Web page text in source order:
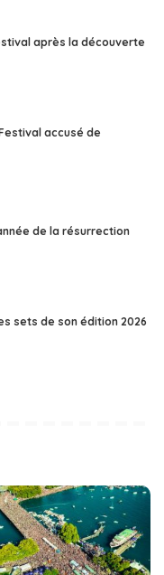
après la découverte
accusé de
de la résurrection
sets de son édition 2026